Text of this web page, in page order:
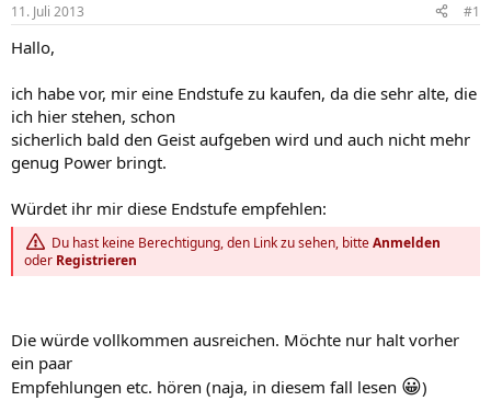
e
r
t
11. Juli 2013 #1
Hallo,
ich habe vor, mir eine Endstufe zu kaufen, da die sehr alte, die
ich hier stehen, schon
sicherlich bald den Geist aufgeben wird und auch nicht mehr
genug Power bringt.
Würdet ihr mir diese Endstufe empfehlen:
Du hast keine Berechtigung, den Link zu sehen, bitteAnmelden
oder Registrieren
Die würde vollkommen ausreichen. Möchte nur halt vorher
ein paar
Empfehlungen etc. hören (naja, in diesem fall lesen 😀)